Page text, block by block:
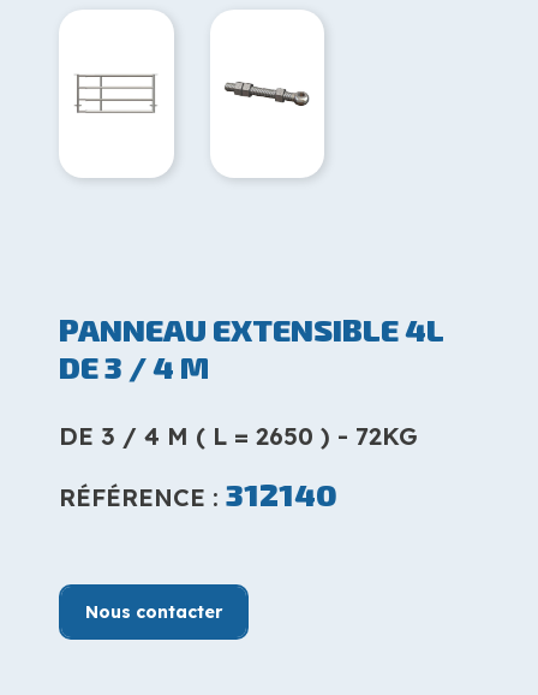
PANNEAU EXTENSIBLE 4L
DE 3 / 4 M
DE 3 / 4 M ( L = 2650 ) - 72KG
RÉFÉRENCE : 312140
Nous contacter